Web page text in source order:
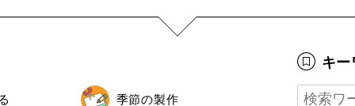
季節の製作
キ